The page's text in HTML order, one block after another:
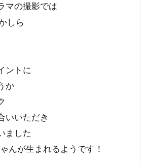
マの撮影では
しら
ントに
か
いいただき
ました
んが生まれるようです！